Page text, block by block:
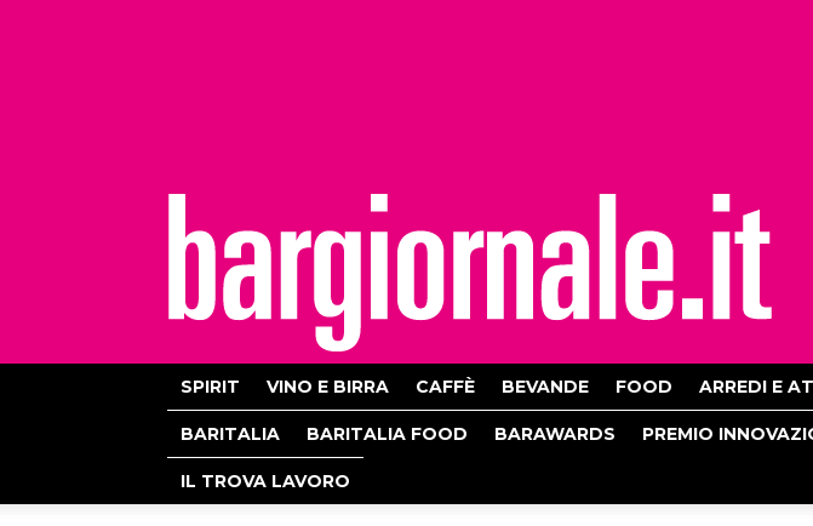
SPIRIT VINO E BIRRA CAFFÈ BEVANDE FOOD ARREDI E
BARITALIA BARITALIA FOOD BARAWARDS PREMIO
IL TROVA LAVORO